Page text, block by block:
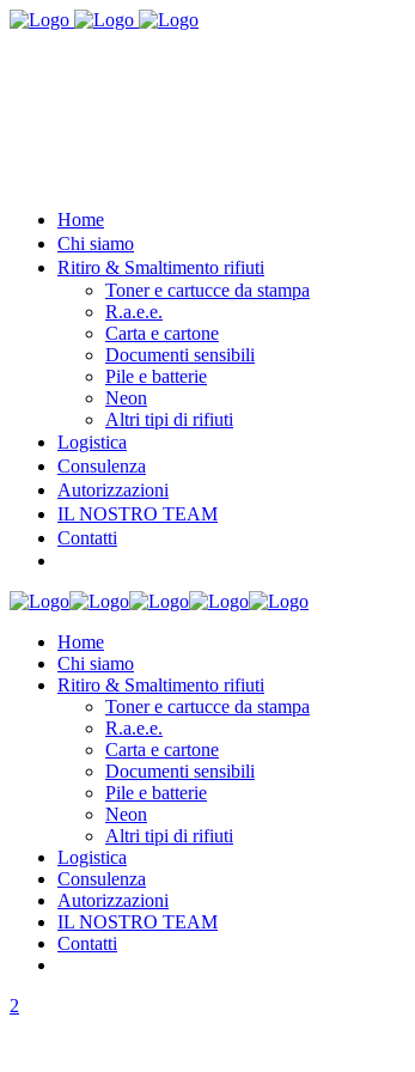
Home
Chi siamo
Ritiro & Smaltimento rifiuti
Toner e cartucce da stampa
R.a.e.e.
Carta e cartone
Documenti sensibili
Pile e batterie
Neon
Altri tipi di rifiuti
Logistica
Consulenza
Autorizzazioni
IL NOSTRO TEAM
Contatti
Home
Chi siamo
Ritiro & Smaltimento rifiuti
Toner e cartucce da stampa
R.a.e.e.
Carta e cartone
Documenti sensibili
Pile e batterie
Neon
Altri tipi di rifiuti
Logistica
Consulenza
Autorizzazioni
IL NOSTRO TEAM
Contatti